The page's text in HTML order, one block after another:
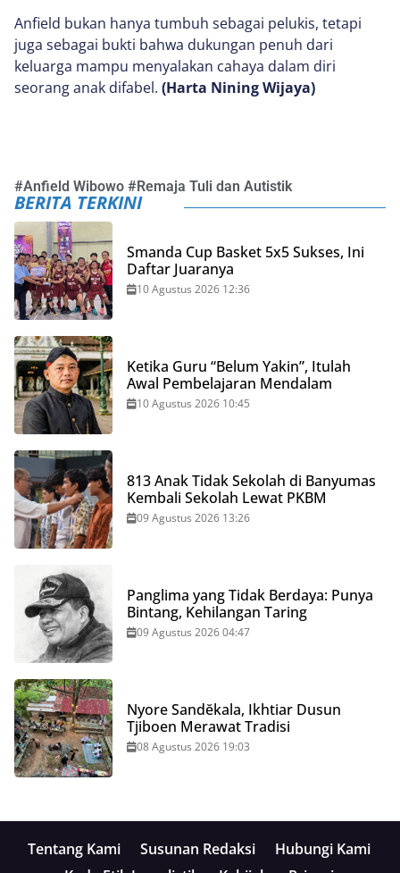
Anfield bukan hanya tumbuh sebagai pelukis, tetapi
juga sebagai bukti bahwa dukungan penuh dari
keluarga mampu menyalakan cahaya dalam diri
seorang anak difabel. (Harta Nining Wijaya)
#Anfield Wibowo #Remaja Tuli dan Autistik
BERITA TERKINI
Smanda Cup Basket 5x5 Sukses, Ini
Daftar Juaranya
10 Agustus 2026 12:36
Ketika Guru “Belum Yakin”, Itulah
Awal Pembelajaran Mendalam
10 Agustus 2026 10:45
813 Anak Tidak Sekolah di Banyumas
Kembali Sekolah Lewat PKBM
09 Agustus 2026 13:26
Panglima yang Tidak Berdaya: Punya
Bintang, Kehilangan Taring
09 Agustus 2026 04:47
Nyore Sandĕkala, Ikhtiar Dusun
Tjiboen Merawat Tradisi
08 Agustus 2026 19:03
Tentang Kami Susunan Redaksi
Hubungi Kami